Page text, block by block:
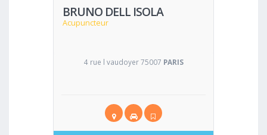
BRUNO DELL ISOLA
Acupuncteur
4 rue l vaudoyer 75007 PARIS